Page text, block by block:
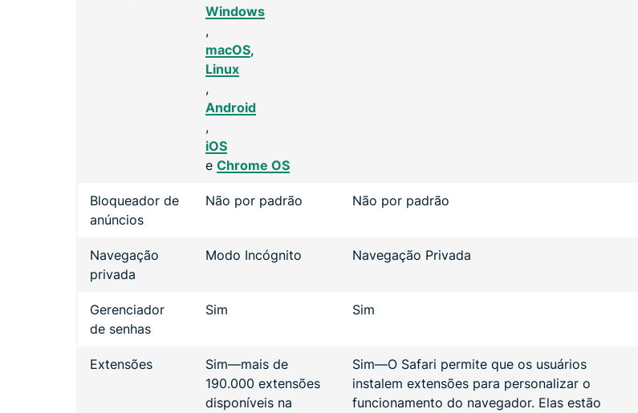
Windows
,
macOS,
Linux
,
Android
,
iOS
e Chrome OS
Bloqueador de
anúncios
Não por padrão Não por padrão
Navegação
privada
Modo Incógnito Navegação Privada
Gerenciador
de senhas
Sim Sim
Extensões
Sim—mais de
190.000 extensões
disponíveis na
Sim—O Safari permite que os usuários
instalem extensões para personalizar o
funcionamento do navegador. Elas estão